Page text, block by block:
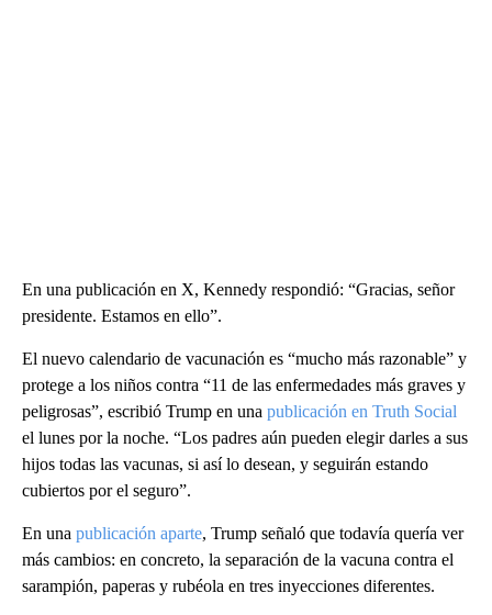
En una publicación en X, Kennedy respondió: “Gracias, señor
presidente. Estamos en ello”.
El nuevo calendario de vacunación es “mucho más razonable” y
protege a los niños contra “11 de las enfermedades más graves y
peligrosas”, escribió Trump en una publicación en Truth Social
el lunes por la noche. “Los padres aún pueden elegir darles a sus
hijos todas las vacunas, si así lo desean, y seguirán estando
cubiertos por el seguro”.
En una publicación aparte, Trump señaló que todavía quería ver
más cambios: en concreto, la separación de la vacuna contra el
sarampión, paperas y rubéola en tres inyecciones diferentes.